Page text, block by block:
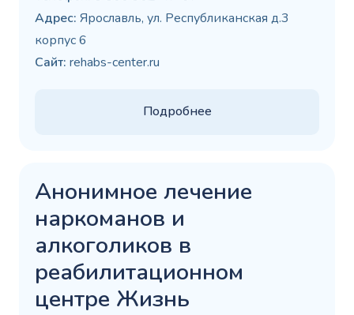
Адрес: Ярославль, ул. Республиканская д.3
корпус 6
Сайт: rehabs-center.ru
Подробнее
Анонимное лечение
наркоманов и
алкоголиков в
реабилитационном
центре Жизнь